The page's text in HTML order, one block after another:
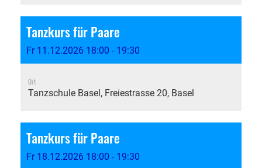
Tanzkurs für Paare
Fr 11.12.2026 18:00 - 19:30
Ort
Tanzschule Basel, Freiestrasse 20, Basel
Tanzkurs für Paare
Fr 18.12.2026 18:00 - 19:30